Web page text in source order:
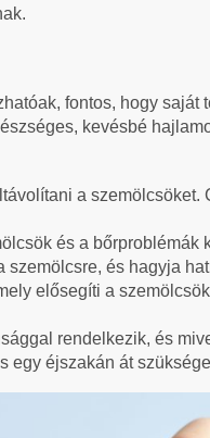
fontos, hogy
kevésbé
a
és a
szemölcsre, és hagyja
elősegíti a
rendelkezik, és
egy éjszakán át